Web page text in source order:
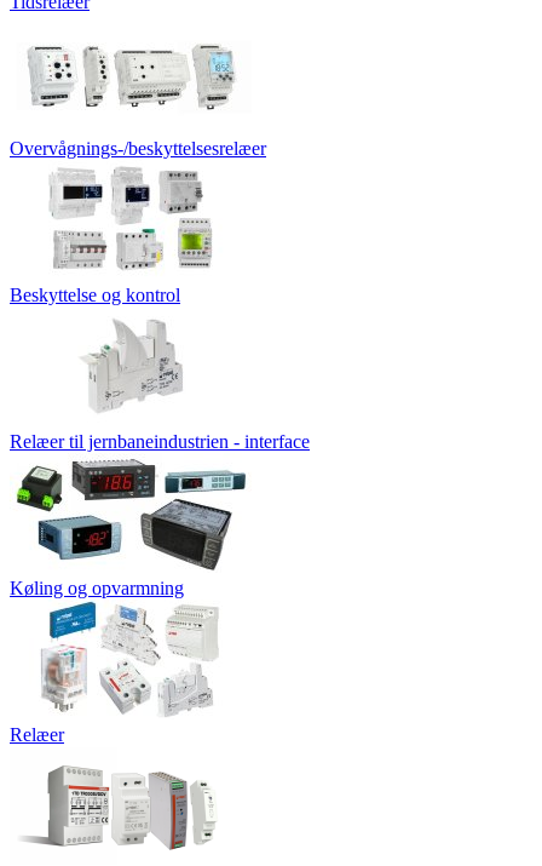
Overvågnings-/beskyttelsesrelæer
Beskyttelse og kontrol
Relæer til jernbaneindustrien - interface
Køling og opvarmning
Relæer